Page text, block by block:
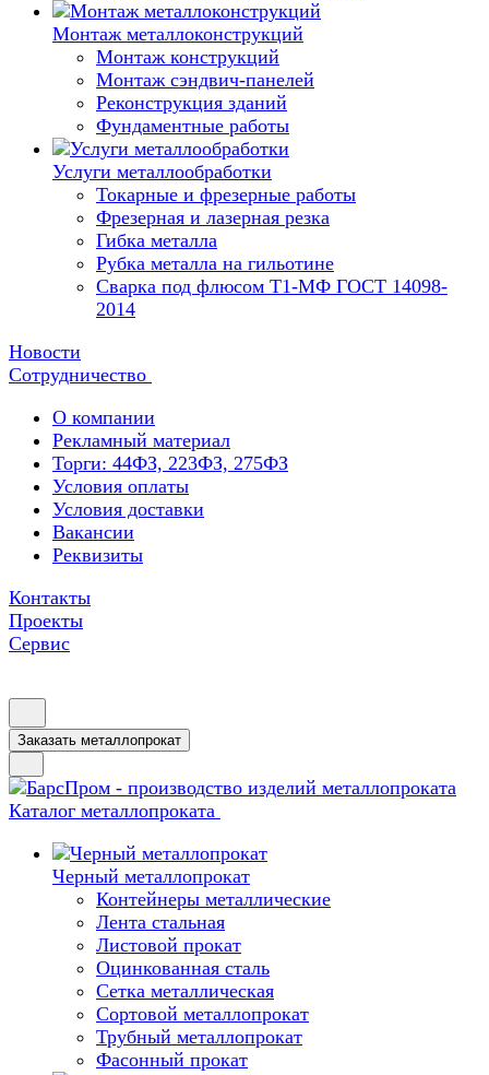
Монтаж металлоконструкций
Монтаж конструкций
Монтаж сэндвич-панелей
Реконструкция зданий
Фундаментные работы
Услуги металлообработки
Токарные и фрезерные работы
Фрезерная и лазерная резка
Гибка металла
Рубка металла на гильотине
Сварка под флюсом Т1-МФ ГОСТ 14098-
2014
Новости
Сотрудничество
О компании
Рекламный материал
Торги: 44ФЗ, 223ФЗ, 275ФЗ
Условия оплаты
Условия доставки
Вакансии
Реквизиты
Контакты
Проекты
Сервис
Заказать металлопрокат
Каталог металлопроката
Черный металлопрокат
Контейнеры металлические
Лента стальная
Листовой прокат
Оцинкованная сталь
Сетка металлическая
Сортовой металлопрокат
Трубный металлопрокат
Фасонный прокат